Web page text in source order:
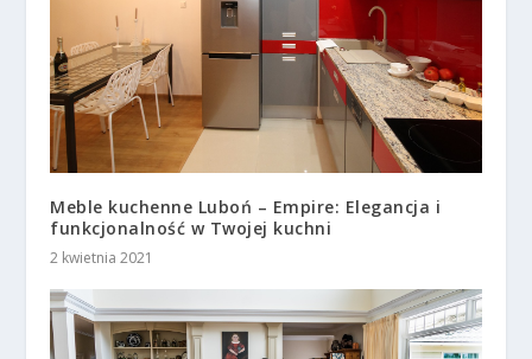
Meble kuchenne Luboń – Empire: Elegancja i
funkcjonalność w Twojej kuchni
2 kwietnia 2021